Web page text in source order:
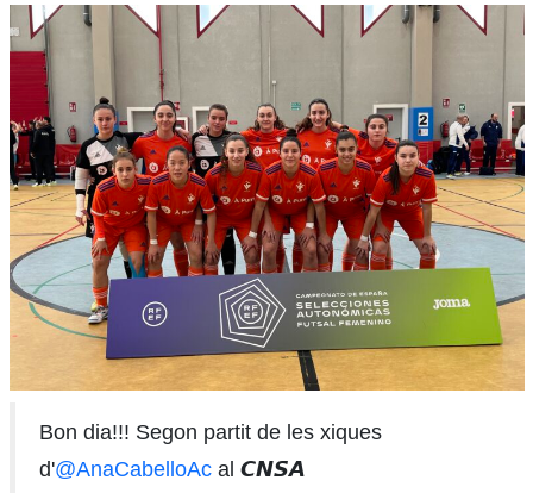
Bon dia!!! Segon partit de les xiques
d'@AnaCabelloAcal 𝘾𝙉𝙎𝘼